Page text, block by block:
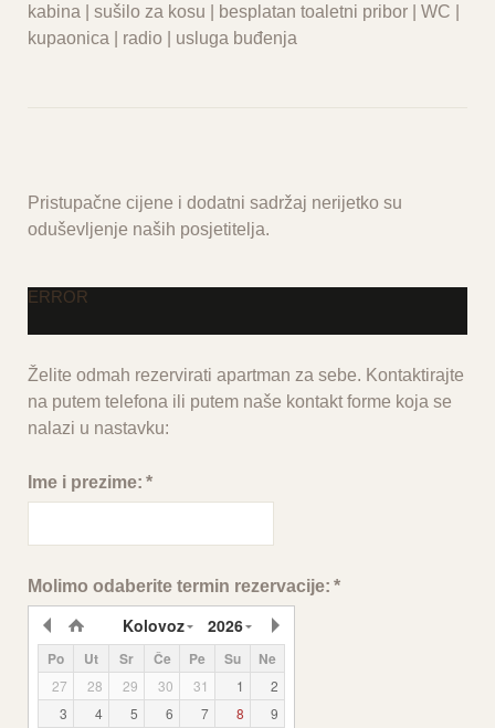
kabina | sušilo za kosu | besplatan toaletni pribor | WC |
kupaonica | radio | usluga buđenja
Pristupačne cijene i dodatni sadržaj nerijetko su
oduševljenje naših posjetitelja.
ERROR
Želite odmah rezervirati apartman za sebe. Kontaktirajte
na putem telefona ili putem naše kontakt forme koja se
nalazi u nastavku:
Ime i prezime: *
Molimo odaberite termin rezervacije: *
Kolovoz 2026
Po Ut Sr Če Pe Su Ne
27 28 29 30 31 1
2
3
4 5 6 7 8 9